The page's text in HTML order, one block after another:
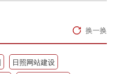
换一换
日照网站建设